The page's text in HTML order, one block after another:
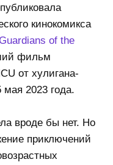
кинокомикса
Guardians of the
фильм
от хулигана-
2023 года.
вроде бы нет. Но
приключений